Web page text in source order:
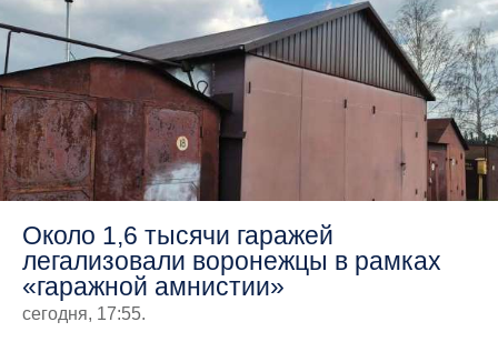
Около 1,6 тысячи гаражей
легализовали воронежцы в рамках
«гаражной амнистии»
сегодня, 17:55.